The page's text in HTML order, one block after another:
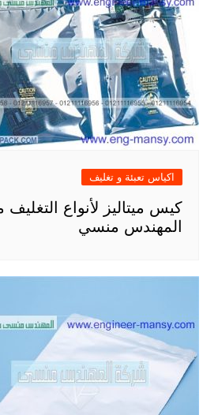
اكياس تعبئة و تغليف
كيس ميتاليز لأنواع
المهندس منسي